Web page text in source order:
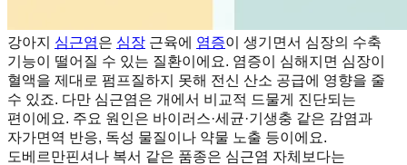
강아지 심근염은 심장 근육에 염증이 생기면서 심장의 수축
기능이 떨어질 수 있는 질환이에요. 염증이 심해지면 심장이
혈액을 제대로 펌프질하지 못해 전신 산소 공급에 영향을 줄
수 있죠. 다만 심근염은 개에서 비교적 드물게 진단되는
편이에요. 주요 원인은 바이러스·세균·기생충 같은 감염과
자가면역 반응, 독성 물질이나 약물 노출 등이에요.
도베르만핀셔나 복서 같은 품종은 심근염 자체보다는